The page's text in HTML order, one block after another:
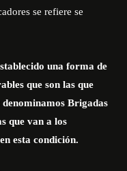
se refiere se
una forma de
que son las que
denominamos Brigadas
que van a los
esta condición.